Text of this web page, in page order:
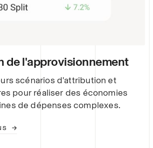
de l'approvisionnement
scénarios d'attribution et
pour réaliser des économies
de dépenses complexes.
→